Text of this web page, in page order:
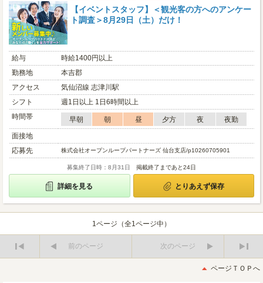
【イベントスタッフ】＜観光客の方へのアンケー
ト調査＞8月29日（土）だけ！
給与
時給1400円以上
勤務地
本吉郡
アクセス
気仙沼線 志津川駅
シフト
週1日以上 1日6時間以上
時間帯
早朝 朝 昼 夕方 夜
夜勤
面接地
応募先
株式会社オープンループパートナーズ 仙台支店/p10260705901
募集終了日時：8月31日 掲載終了まであと24日
詳細を見る とりあえず保存
1ページ（全1ページ中）
前のページ
次のページ
後
ページＴＯＰへ